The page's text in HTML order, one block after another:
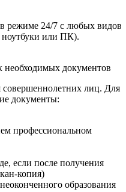
режиме 24/7 с любых видов
или ПК).
необходимых документов
совершеннолетних лиц. Для
документы:
профессиональном
если после получения
копия)
образования